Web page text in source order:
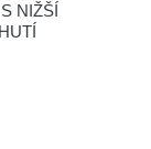
NIŽŠÍ